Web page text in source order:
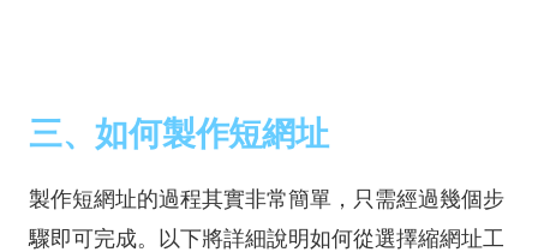
三、如何製作短網址
製作短網址的過程其實非常簡單，只需經過幾個步
驟即可完成。以下將詳細說明如何從選擇縮網址工